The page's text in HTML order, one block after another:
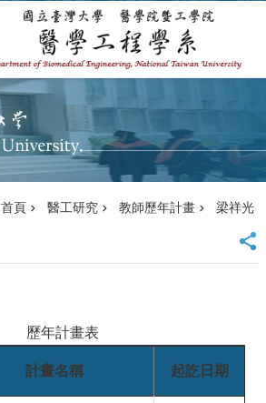
首頁 醫工研究 教師歷年計畫 梁祥光
歷年計畫表
計畫名稱 起訖日期